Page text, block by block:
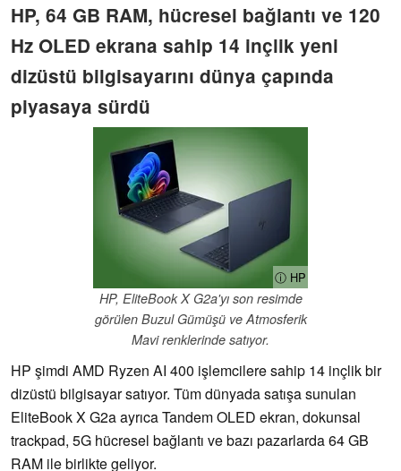
HP, 64 GB RAM, hücresel bağlantı ve 120
Hz OLED ekrana sahip 14 inçlik yeni
dizüstü bilgisayarını dünya çapında
piyasaya sürdü
ⓘ HP
HP, EliteBook X G2a'yı son resimde
görülen Buzul Gümüşü ve Atmosferik
Mavi renklerinde satıyor.
HP şimdi AMD Ryzen AI 400 işlemcilere sahip 14 inçlik bir
dizüstü bilgisayar satıyor. Tüm dünyada satışa sunulan
EliteBook X G2a ayrıca Tandem OLED ekran, dokunsal
trackpad, 5G hücresel bağlantı ve bazı pazarlarda 64 GB
RAM ile birlikte geliyor.